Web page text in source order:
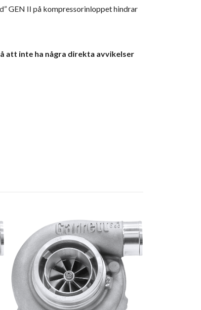
GEN II på kompressorinloppet hindrar
att inte ha några direkta avvikelser